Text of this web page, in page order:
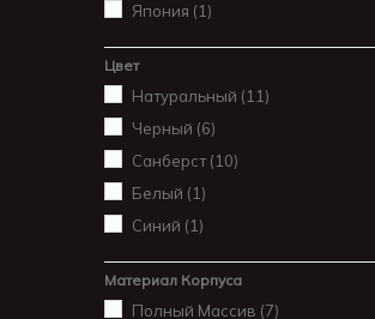
Япония (1)
Цвет
Натуральный (11)
Черный (6)
Санберст(10)
Белый (1)
Синий (1)
Материал Корпуса
Полный Массив (7)